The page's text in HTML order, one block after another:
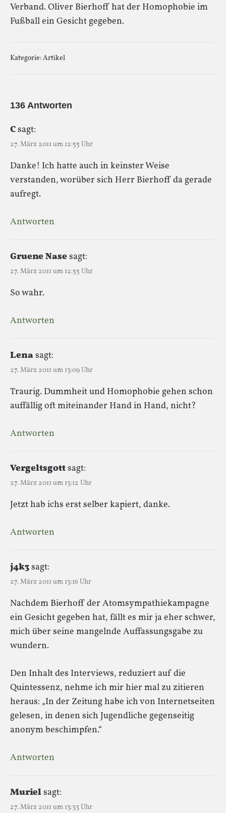
Verband. Oliver Bierhoff hat der Homophobie im
Fußball ein Gesicht gegeben.
Kategorie:Artikel
136 Antworten
Csagt:
27. März 2011 um 12:55 Uhr
Danke! Ich hatte auch in keinster Weise
verstanden, worüber sich Herr Bierhoff da gerade
aufregt.
Antworten
Gruene Nasesagt:
27. März 2011 um 12:55 Uhr
So wahr.
Antworten
Lenasagt:
27. März 2011 um 13:09 Uhr
Traurig. Dummheit und Homophobie gehen schon
auffällig oft miteinander Hand in Hand, nicht?
Antworten
Vergeltsgottsagt:
27. März 2011 um 13:12 Uhr
Jetzt hab ichs erst selber kapiert, danke.
Antworten
j4k3sagt:
27. März 2011 um 13:16 Uhr
Nachdem Bierhoff der Atomsympathiekampagne
ein Gesicht gegeben hat, fällt es mir ja eher schwer,
mich über seine mangelnde Auffassungsgabe zu
wundern.
Den Inhalt des Interviews, reduziert auf die
Quintessenz, nehme ich mir hier mal zu zitieren
heraus: „In der Zeitung habe ich von Internetseiten
gelesen, in denen sich Jugendliche gegenseitig
anonym beschimpfen.“
Antworten
Murielsagt:
27. März 2011 um 13:33 Uhr